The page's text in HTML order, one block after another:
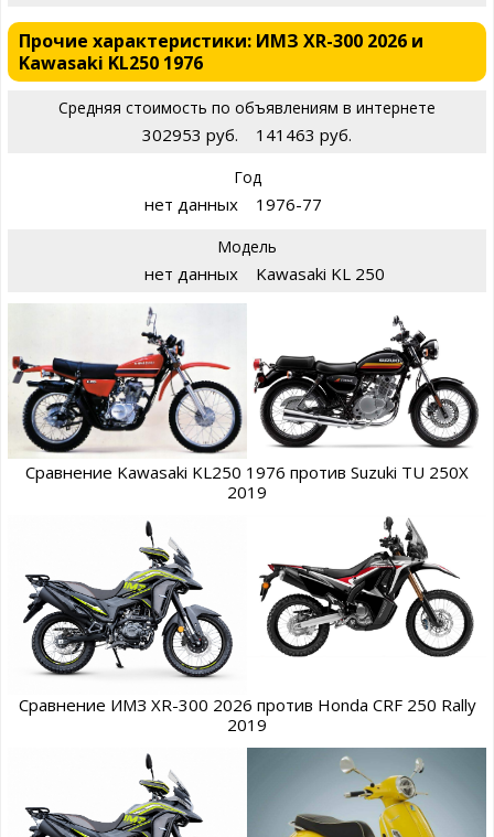
Прочие характеристики: ИМЗ XR-300 2026 и
Kawasaki KL250 1976
Средняя стоимость по объявлениям в интернете
302953 руб. 141463 руб.
Год
нет данных 1976-77
Модель
нет данных Kawasaki KL 250
Сравнение Kawasaki KL250 1976 против Suzuki TU 250X
2019
Сравнение ИМЗ XR-300 2026 против Honda CRF 250 Rally
2019